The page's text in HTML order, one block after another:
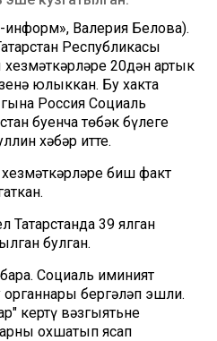
информ», Валерия Белова).
Республикасы
20дән артык
юлыккан. Бу хакта
Россия Социаль
буенча төбәк бүлеге
хәбәр итте.
биш факт
Татарстанда 39 ялган
булган.
Социаль иминият
бергәләп эшли.
кертү вәзгыятьне
охшатып ясап